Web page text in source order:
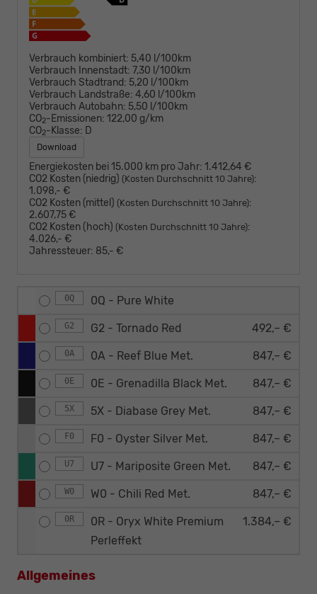
Verbrauch kombiniert: 5,40 l/100km
Verbrauch Innenstadt: 7,30 l/100km
Verbrauch Stadtrand: 5,20 l/100km
Verbrauch Landstraße: 4,60 l/100km
Verbrauch Autobahn: 5,50 l/100km
CO2-Emissionen: 122,00 g/km
CO2-Klasse: D
Download
Energiekosten bei 15.000 km pro Jahr: 1.412,64 €
CO2 Kosten (niedrig) (Kosten Durchschnitt 10 Jahre):
1.098,- €
CO2 Kosten (mittel) (Kosten Durchschnitt 10 Jahre):
2.607,75 €
CO2 Kosten (hoch) (Kosten Durchschnitt 10 Jahre):
4.026,- €
Jahressteuer: 85,- €
0Q 0Q - Pure White
G2 G2 - Tornado Red 492,– €
0A 0A - Reef Blue Met. 847,– €
0E 0E - Grenadilla Black Met. 847,– €
5X 5X - Diabase Grey Met. 847,– €
F0 F0 - Oyster Silver Met. 847,– €
U7 U7 - Mariposite Green Met. 847,– €
W0 W0 - Chili Red Met. 847,– €
0R
0R - Oryx White Premium
Perleffekt
1.384,– €
Allgemeines